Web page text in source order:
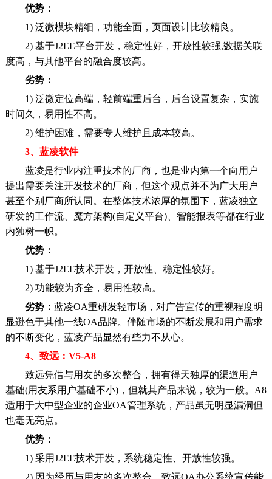
优势：
1) 泛微模块精细，功能全面，页面设计比较精良。
2) 基于J2EE平台开发，稳定性好，开放性较强,数据关联
度高，与其他平台的融合度较高。
劣势：
1) 泛微定位高端，轻前端重后台，后台设置复杂，实施
时间久，易用性不高。
2) 维护困难，需要专人维护且成本较高。
3、蓝凌软件
蓝凌是行业内注重技术的厂商，也是业内第一个向用户
提出需要关注开发技术的厂商，但这个观点并不为广大用户
甚至个别厂商所认同。在整体技术浓厚的氛围下，蓝凌独立
研发的工作流、魔方架构(自定义平台)、智能报表等都在行业
内独树一帜。
优势：
1) 基于J2EE技术开发，开放性、稳定性较好。
2) 功能较为齐全，易用性较高。
劣势： 蓝凌OA重研发轻市场，对广告宣传的重视程度明
显逊色于其他一线OA品牌。伴随市场的不断发展和用户需求
的不断变化，蓝凌产品显然有些力不从心。
4、致远：V5-A8
致远凭借与用友的多次整合，拥有得天独厚的渠道用户
基础(用友系用户基础不小)，但就其产品来说，较为一般。A8
适用于大中型企业的企业OA管理系统，产品虽无明显漏洞但
也毫无亮点。
优势：
1) 采用J2EE技术开发，系统稳定性、开放性较强。
2) 因为经历与用友的多次整合，致远OA办公系统宣传能